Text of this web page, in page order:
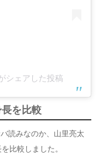
シェアした投稿
を比較
読みなのか、山里亮太
比較しました。